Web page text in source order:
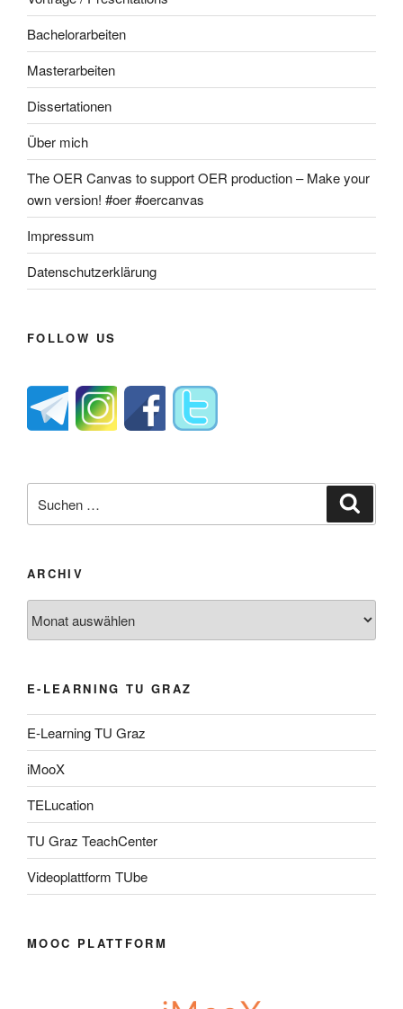
Bachelorarbeiten
Masterarbeiten
Dissertationen
Über mich
The OER Canvas to support OER production – Make your
own version! #oer #oercanvas
Impressum
Datenschutzerklärung
FOLLOW US
nach:
ARCHIV
E-LEARNING TU GRAZ
E-Learning TU Graz
iMooX
TELucation
TU Graz TeachCenter
Videoplattform TUbe
MOOC PLATTFORM